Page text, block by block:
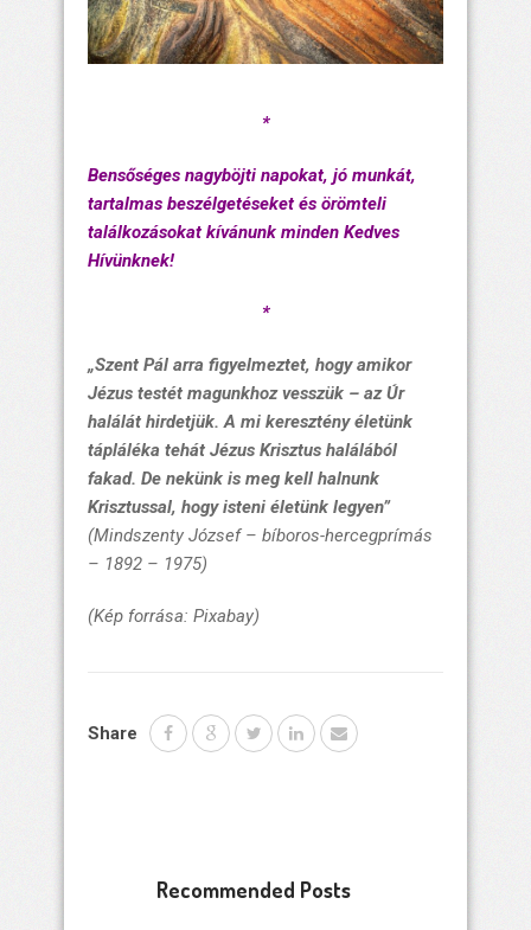
*
Bensőséges nagyböjti napokat, jó munkát,
tartalmas beszélgetéseket és örömteli
találkozásokat kívánunk minden Kedves
Hívünknek!
*
„Szent Pál arra figyelmeztet, hogy amikor
Jézus testét magunkhoz vesszük – az Úr
halálát hirdetjük. A mi keresztény életünk
tápláléka tehát Jézus Krisztus halálából
fakad. De nekünk is meg kell halnunk
Krisztussal, hogy isteni életünk legyen”
(Mindszenty József – bíboros-hercegprímás
– 1892 – 1975)
(Kép forrása: Pixabay)
Share
Recommended Posts